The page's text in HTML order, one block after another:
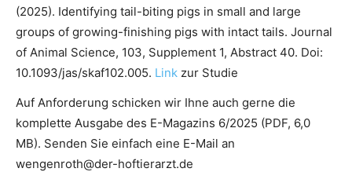
(2025). Identifying tail-biting pigs in small and large
groups of growing-finishing pigs with intact tails. Journal
of Animal Science, 103, Supplement 1, Abstract 40. Doi:
10.1093/jas/skaf102.005. Link zur Studie
Auf Anforderung schicken wir Ihne auch gerne die
komplette Ausgabe des E-Magazins 6/2025 (PDF, 6,0
MB). Senden Sie einfach eine E-Mail an
wengenroth@der-hoftierarzt.de